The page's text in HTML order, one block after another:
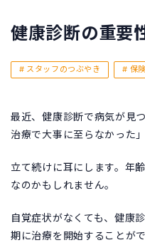
0120-11-2287
健康診断の重要
スタッフのつぶやき 保
最近、健康診断で病気が見
治療で大事に至らなかった
立て続けに耳にします。年
なのかもしれません。
自覚症状がなくても、健康
期に治療を開始することが